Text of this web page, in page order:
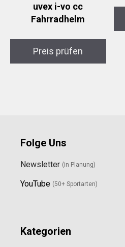
uvex i-vo cc
Fahrradhelm
Preis prüfen
Folge Uns
Newsletter (in Planung)
YouTube (50+ Sportarten)
Kategorien